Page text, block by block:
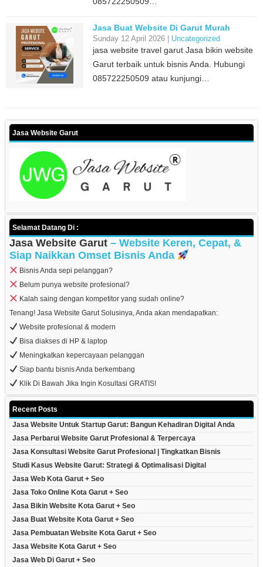
Jasa Buat Website Di Garut Murah
Sunday 12 April 2026 | Uncategorized
jasa website travel garut Jasa bikin website
Garut terbaik untuk bisnis Anda. Hubungi
085722250509 atau kunjungi…
Jasa Website Garut
Selamat Datang Di :
Jasa Website Garut – Website Keren, Cepat, &
Siap Naikkan Omset Bisnis Anda
Bisnis Anda sepi pelanggan?
Belum punya website profesional?
Kalah saing dengan kompetitor yang sudah online?
Tenang! Jasa Website Garut Solusinya, Anda akan mendapatkan:
Website profesional & modern
Bisa diakses di HP & laptop
Meningkatkan kepercayaan pelanggan
Siap bantu bisnis Anda berkembang
Klik Di Bawah Jika Ingin Kosultasi GRATIS!
Recent Posts
Jasa Website Untuk Startup Garut: Bangun Kehadiran Digital Anda
Jasa Perbarui Website Garut Profesional & Terpercaya
Jasa Konsultasi Website Garut Profesional | Tingkatkan Bisnis
Studi Kasus Website Garut: Strategi & Optimalisasi Digital
Jasa Web Kota Garut + Seo
Jasa Toko Online Kota Garut + Seo
Jasa Bikin Website Kota Garut + Seo
Jasa Buat Website Kota Garut + Seo
Jasa Pembuatan Website Kota Garut + Seo
Jasa Website Kota Garut + Seo
Jasa Web Di Garut + Seo